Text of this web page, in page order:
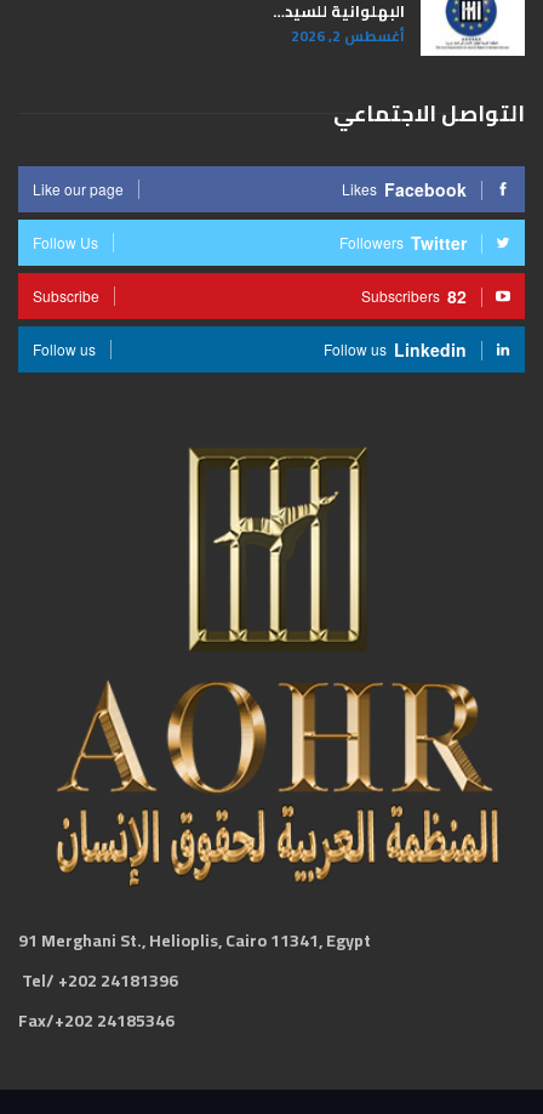
البهلوانية للسيد…
أغسطس 2, 2026
التواصل الاجتماعي
Facebook
Likes
Like our page
Twitter
Followers
Follow Us
82
Subscribers
Subscribe
Linkedin
Follow us
Follow us
91 Merghani St., Helioplis, Cairo 11341, Egypt
Tel/ +202 24181396
Fax/+202 24185346